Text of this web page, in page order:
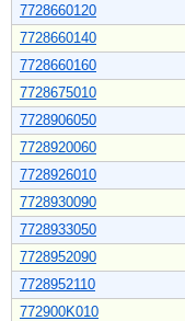
7728660120
7728660140
7728660160
7728675010
7728906050
7728920060
7728926010
7728930090
7728933050
7728952090
7728952110
772900K010